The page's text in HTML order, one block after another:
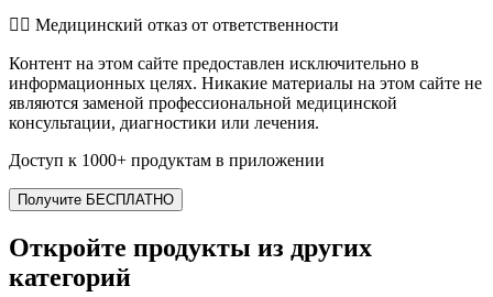
👨‍⚕️️ Медицинский отказ от ответственности
Контент на этом сайте предоставлен исключительно в
информационных целях. Никакие материалы на этом сайте не
являются заменой профессиональной медицинской
консультации, диагностики или лечения.
Доступ к 1000+ продуктам в приложении
Получите БЕСПЛАТНО
Откройте продукты из других
категорий